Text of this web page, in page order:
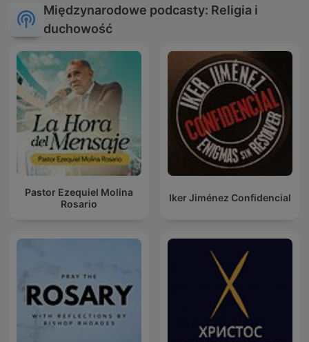
Międzynarodowe podcasty: Religia i
duchowość
Pastor Ezequiel Molina
Rosario
Iker Jiménez Confidencial